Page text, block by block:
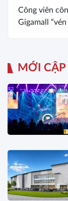
Công viên
Gigamall
MỚI